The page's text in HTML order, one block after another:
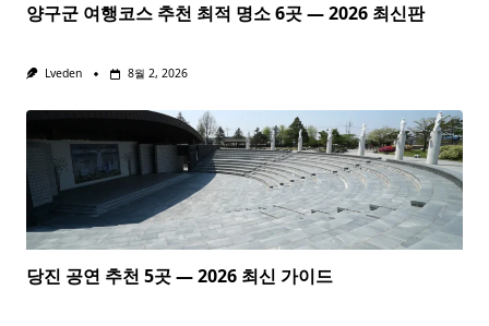
양구군 여행코스 추천 최적 명소 6곳 — 2026 최신판
Lveden 8월 2, 2026
당진 공연 추천 5곳 — 2026 최신 가이드